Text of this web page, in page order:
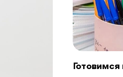
Готовимся